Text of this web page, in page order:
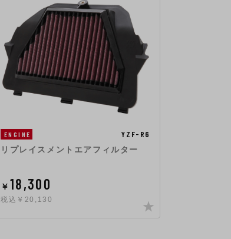
ENGINE YZF-R6
リプレイスメントエアフィルター
￥ 18,300
税込￥20,130